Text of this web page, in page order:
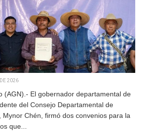
2026
(AGN).- El gobernador departamental de
del Consejo Departamental de
Mynor Chén, firmó dos convenios para la
que...